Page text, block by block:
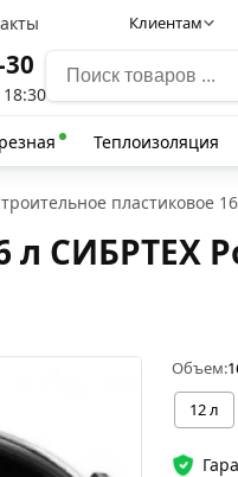
Клиентам
Теплоизоляция
пластиковое
л СИБРТЕХ
Объем:
12 л